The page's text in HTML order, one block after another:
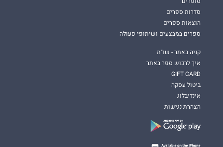
סדרות ספרים
הוצאות ספרים
ספרים במבצעים ושיתופי פעולה
קניה באתר - שו"ת
איך לרכוש ספר באתר
GIFT CARD
ביטול עסקה
אינדיבלוג
הצהרת נגישות